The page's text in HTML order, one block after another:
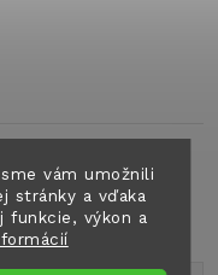
vám umožnili
stránky a vďaka
funkcie, výkon a